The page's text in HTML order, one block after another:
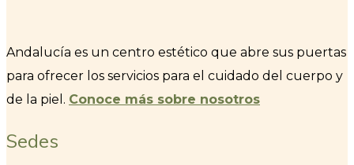
Andalucía es un centro estético que abre sus puertas
para ofrecer los servicios para el cuidado del cuerpo y
de la piel. Conoce más sobre nosotros
Sedes